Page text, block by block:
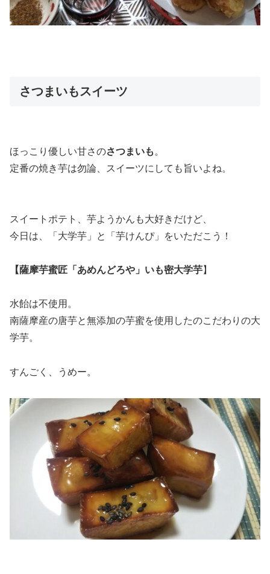
さつまいもスイーツ
ほっこり優しい甘さのさつまいも 。
定番の焼き芋は勿論、スイーツにしても旨いよね。
スイートポテト、芋ようかんも大好きだけど、
今日は、「大学芋」と「芋けんぴ」をいただこう！
【薩摩芋蜜匠「あめんどろや」いも密大学芋】
水飴は不使用。
南薩摩産の唐芋と無添加の芋蜜を使用したのこだわりの大
学芋。
すんごく、うめー。